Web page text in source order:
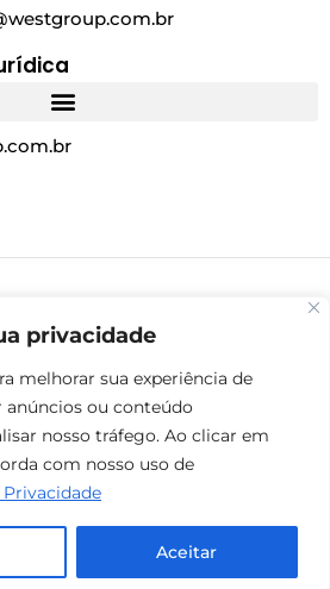
privacidade
melhorar sua experiência de
anúncios ou conteúdo
nosso tráfego. Ao clicar em
com nosso uso de
Aceitar
Localização
reservados - West Group